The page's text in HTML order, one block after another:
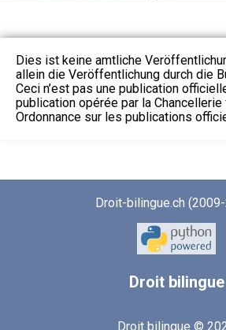
Dies ist keine amtliche
allein die Veröffentlichung durch die
Ceci n’est pas une publication
publication opérée par la
Ordonnance sur les publications
Droit-bilingue.ch
Droitbilingue
Droit bilingue ©